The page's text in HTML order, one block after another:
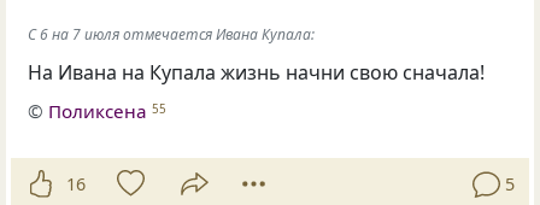
С 6 на 7 июля отмечается Ивана Купала:
На Ивана на Купала жизнь начни свою сначала!
© Поликсена 55
16 5